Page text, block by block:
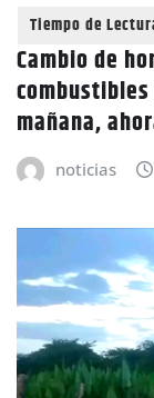
Cambio de
mañana,
noticias